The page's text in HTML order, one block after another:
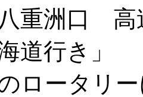
重洲口 高
行き」
ロータリ